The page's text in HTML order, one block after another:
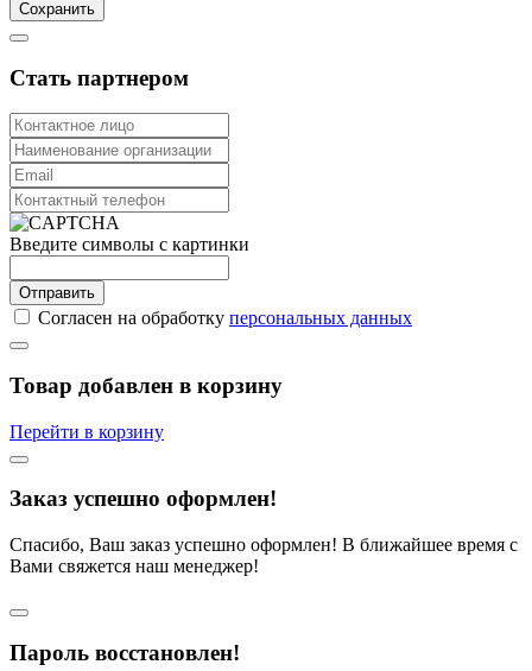
Сохранить
Стать партнером
Введите символы с картинки
Отправить
Согласен на обработку персональных данных
Товар добавлен в корзину
Перейти в корзину
Заказ успешно оформлен!
Спасибо, Ваш заказ успешно оформлен! В ближайшее время с
Вами свяжется наш менеджер!
Пароль восстановлен!